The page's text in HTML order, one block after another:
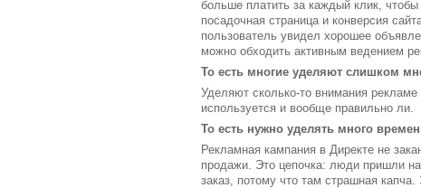
больше платить за каждый клик,
посадочная страница и конверсия
пользователь увидел хорошее
можно обходить активным ведением
То есть многие уделяют слишком
Уделяют сколько-то внимания
используется и вообще правильно ли.
То есть нужно уделять много
Рекламная кампания в Директе не
продажи. Это цепочка: люди пришли на
заказ, потому что там страшная